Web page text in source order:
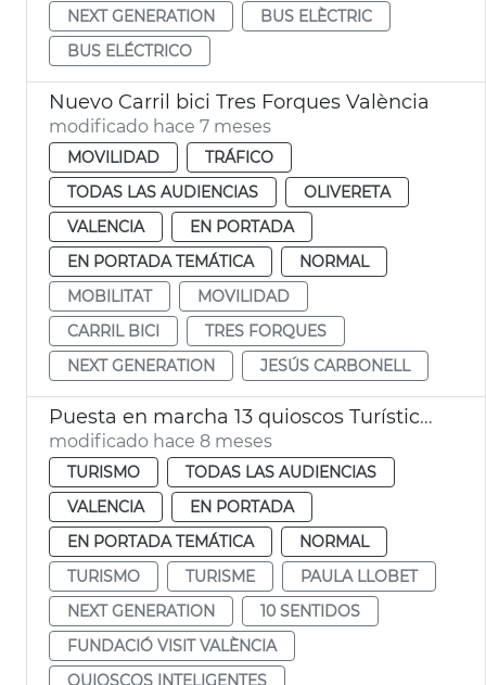
NEXT GENERATION
BUS ELÈCTRIC
BUS ELÉCTRICO
Nuevo Carril bici Tres Forques València
modificado hace 7 meses
MOVILIDAD
TRÁFICO
TODAS LAS AUDIENCIAS
OLIVERETA
VALENCIA
EN PORTADA
EN PORTADA TEMÁTICA
NORMAL
MOBILITAT
MOVILIDAD
CARRIL BICI
TRES FORQUES
NEXT GENERATION
JESÚS CARBONELL
Puesta en marcha 13 quioscos Turísticos Inteligentes
modificado hace 8 meses
TURISMO
TODAS LAS AUDIENCIAS
VALENCIA
EN PORTADA
EN PORTADA TEMÁTICA
NORMAL
TURISMO
TURISME
PAULA LLOBET
NEXT GENERATION
10 SENTIDOS
FUNDACIÓ VISIT VALÈNCIA
QUIOSCOS INTELIGENTES